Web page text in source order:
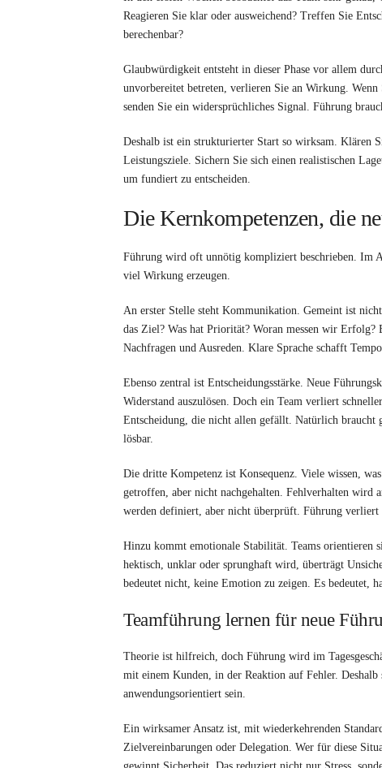
Reagieren Sie klar oder ausweichend? Treffen Sie
berechenbar?
Glaubwürdigkeit entsteht in dieser Phase vor allem
unvorbereitet betreten, verlieren Sie an Wirkung.
senden Sie ein widersprüchliches Signal. Führung
Deshalb ist ein strukturierter Start so wirksam. Klären
Leistungsziele. Sichern Sie sich einen realistischen
um fundiert zu entscheiden.
Die Kernkompetenzen, die
Führung wird oft unnötig kompliziert beschrieben. Im
viel Wirkung erzeugen.
An erster Stelle steht Kommunikation. Gemeint ist
das Ziel? Was hat Priorität? Woran messen wir Erfolg?
Nachfragen und Ausreden. Klare Sprache schafft
Ebenso zentral ist Entscheidungsstärke. Neue
Widerstand auszulösen. Doch ein Team verliert
Entscheidung, die nicht allen gefällt. Natürlich braucht
lösbar.
Die dritte Kompetenz ist Konsequenz. Viele wissen,
getroffen, aber nicht nachgehalten. Fehlverhalten wird
werden definiert, aber nicht überprüft. Führung verliert
Hinzu kommt emotionale Stabilität. Teams orientieren
hektisch, unklar oder sprunghaft wird, überträgt
bedeutet nicht, keine Emotion zu zeigen. Es bedeutet,
Teamführung lernen für neue
Theorie ist hilfreich, doch Führung wird im
mit einem Kunden, in der Reaktion auf Fehler. Deshalb
anwendungsorientiert sein.
Ein wirksamer Ansatz ist, mit wiederkehrenden
Zielvereinbarungen oder Delegation. Wer für diese